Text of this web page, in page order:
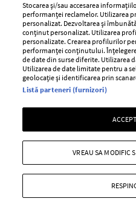
Top 10 Cel mai PROST
celebrități de la Met
Cu o temă care din start
Stocarea și/sau accesarea
performanței reclamelor. Utilizarea
personalizat. Dezvoltarea și
conținut personalizat. Utilizarea
personalizate. Crearea profilurilor
performanței conținutului.
de date din surse diferite. Utilizarea
Utilizarea de date limitate pentru a
geolocație și identificarea prin
Listă parteneri (furnizori)
VREAU SA MODIFIC